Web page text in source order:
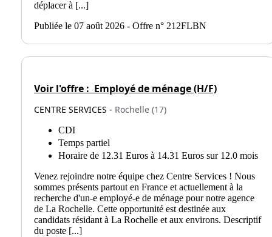
déplacer à [...]
Publiée le 07 août 2026 - Offre n° 212FLBN
Voir l'offre : Employé de ménage (H/F)
CENTRE SERVICES - Rochelle (17)
CDI
Temps partiel
Horaire de 12.31 Euros à 14.31 Euros sur 12.0 mois
Venez rejoindre notre équipe chez Centre Services ! Nous
sommes présents partout en France et actuellement à la
recherche d'un-e employé-e de ménage pour notre agence
de La Rochelle. Cette opportunité est destinée aux
candidats résidant à La Rochelle et aux environs. Descriptif
du poste [...]